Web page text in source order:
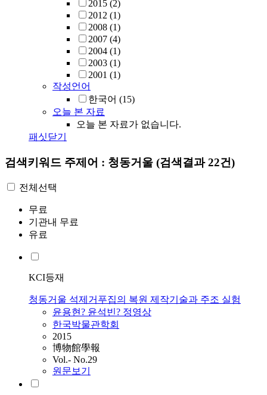
2015 (2)
2012 (1)
2008 (1)
2007 (4)
2004 (1)
2003 (1)
2001 (1)
작성언어
한국어 (15)
오늘 본 자료
오늘 본 자료가 없습니다.
패싯닫기
검색키워드 주제어 : 청동거울 (검색결과 22건)
전체선택
무료
기관내 무료
유료
KCI등재
청동거울 석제거푸집의 복원 제작기술과 주조 실험
윤용현? 윤석빈? 정영상
한국박물관학회
2015
博物館學報
Vol.- No.29
원문보기